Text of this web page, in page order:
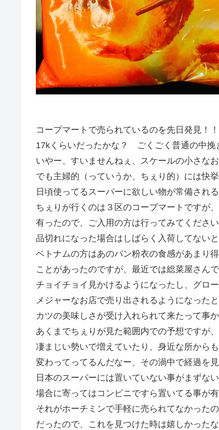
コープマートで売られているのを先日発見！！
17kくらいだったかな？ ごくごく普通の中挽
いやー、すいませんねぇ、スケールの小さなお
でも主婦的（っていうか、ちぇり的）には快挙
日頃使ってるスーパーに欲しい物が常備される
ちぇりが行くのは３区のコープマートですが
有ったので、ご入用の方は行ってみてくださ
品切れになった場合はしばらく入荷してない
ベトナムの方はあのパン粉衣の食感があまり
ことがあったのですが、最近では総菜屋さん
チョイチョイ見かけるようになったし、グロ
メジャーなお店で売り出されるようになった
カツの美味しさが受け入れられて来たって事
あくまでちぇりが見た範囲内での予想ですが
凄まじい勢いで増えていたり、身近な所から
変わってってるんだなー、その渦中で経過を
日本のスーパーには置いていない事がまずない
場合に寄ってはコンビニですら置いてる事が有
それがホーチミンで手軽に売られてなかった
だったので、これを見つけた時は嬉しかったな